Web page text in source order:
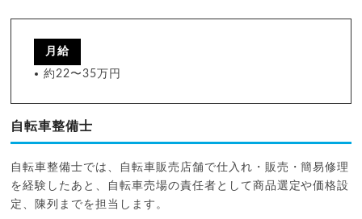
月給
約22〜35万円
自転車整備士
自転車整備士では、自転車販売店舗で仕入れ・販売・簡易修理
を経験したあと、自転車売場の責任者として商品選定や価格設
定、陳列までを担当します。